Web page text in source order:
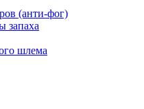
(анти-фог)
запаха
шлема